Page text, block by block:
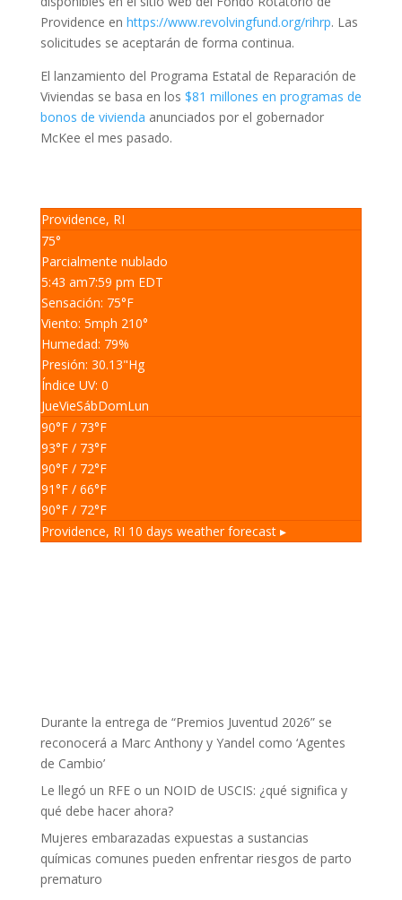
Providence en https://www.revolvingfund.org/rihrp. Las
solicitudes se aceptarán de forma continua.
El lanzamiento del Programa Estatal de Reparación de
Viviendas se basa en los $81 millones en programas de
bonos de vivienda anunciados por el gobernador
McKee el mes pasado.
Providence, RI
75°
Parcialmente nublado
5:43 am7:59 pm EDT
Sensación: 75°F
Viento: 5mph 210°
Humedad: 79%
Presión: 30.13"Hg
Índice UV: 0
JueVieSábDomLun
90°F/ 73°F
93°F/ 73°F
90°F/ 72°F
91°F/ 66°F
90°F/ 72°F
Providence, RI 10 days weather forecast ▸
Durante la entrega de “Premios Juventud 2026” se
reconocerá a Marc Anthony y Yandel como ‘Agentes
de Cambio’
Le llegó un RFE o un NOID de USCIS: ¿qué significa y
qué debe hacer ahora?
Mujeres embarazadas expuestas a sustancias
químicas comunes pueden enfrentar riesgos de parto
prematuro